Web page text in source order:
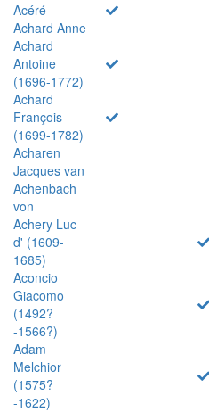
Acéré
Achard Anne
Achard
Antoine
(1696-1772)
Achard
François
(1699-1782)
Acharen
Jacques van
Achenbach
von
Achery Luc
d' (1609-
1685)
Aconcio
Giacomo
(1492?
-1566?)
Adam
Melchior
(1575?
-1622)